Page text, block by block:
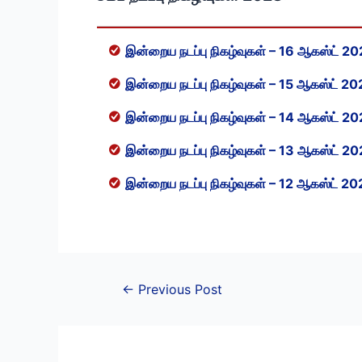
இன்றைய நடப்பு நிகழ்வுகள் – 16 ஆகஸ்ட்
இன்றைய நடப்பு நிகழ்வுகள் – 15 ஆகஸ்ட்
இன்றைய நடப்பு நிகழ்வுகள் – 14 ஆகஸ்ட்
இன்றைய நடப்பு நிகழ்வுகள் – 13 ஆகஸ்ட்
இன்றைய நடப்பு நிகழ்வுகள் – 12 ஆகஸ்ட்
Post← Previous Post